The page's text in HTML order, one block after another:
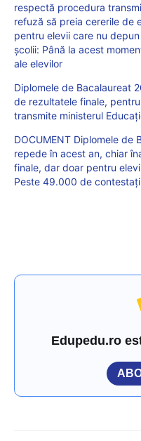
respectă procedura
refuză să preia cererile de
pentru elevii care nu
școlii: Până la acest
ale elevilor
Diplomele de Bacalaureat
de rezultatele finale,
transmite ministerul
DOCUMENT Diplomele de
repede în acest an, chiar
finale, dar doar pentru
Peste 49.000 de
Edupedu.ro